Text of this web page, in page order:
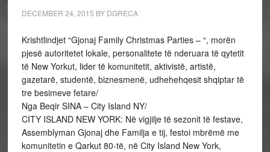
DECEMBER 24, 2015 BY DGRECA
Krishtlindjet “Gjonaj Family Christmas Parties – “, morën
pjesë autoritetet lokale, personalitete të nderuara të qytetit
të New Yorkut, lider të komunitetit, aktivistë, artistë,
gazetarë, studentë, biznesmenë, udhehehqesit shqiptar të
tre besimeve fetare/
Nga Beqir SINA – City Island NY/
CITY ISLAND NEW YORK: Në vigjilje të sezonit të festave,
Assemblyman Gjonaj dhe Familja e tij, festoi mbrëmë me
komunitetin e Qarkut 80-të, në City Island New York,